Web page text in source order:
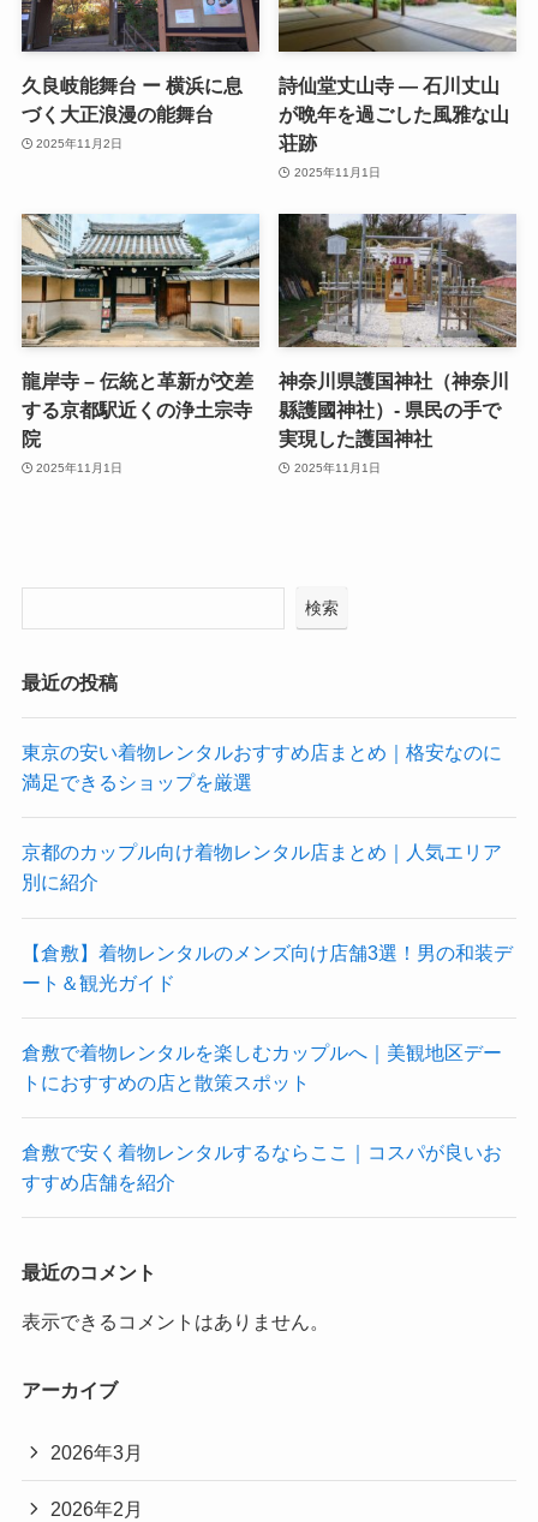
久良岐能舞台 ー 横浜に息
づく大正浪漫の能舞台
2025年11月2日
詩仙堂丈山寺 ― 石川丈山
が晩年を過ごした風雅な山
荘跡
2025年11月1日
龍岸寺 – 伝統と革新が交差
する京都駅近くの浄土宗寺
院
2025年11月1日
神奈川県護国神社（神奈川
縣護國神社）- 県民の手で
実現した護国神社
2025年11月1日
検索
最近の投稿
東京の安い着物レンタルおすすめ店まとめ｜格安なのに
満足できるショップを厳選
京都のカップル向け着物レンタル店まとめ｜人気エリア
別に紹介
【倉敷】着物レンタルのメンズ向け店舗3選！男の和装デ
ート＆観光ガイド
倉敷で着物レンタルを楽しむカップルへ｜美観地区デー
トにおすすめの店と散策スポット
倉敷で安く着物レンタルするならここ｜コスパが良いお
すすめ店舗を紹介
最近のコメント
表示できるコメントはありません。
アーカイブ
2026年3月
2026年2月